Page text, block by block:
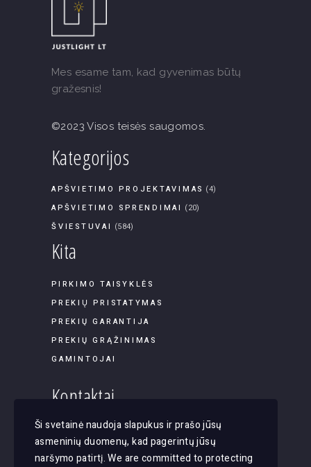
Mes esame tam, kad gyvenimas būtų
gražesnis!
©2023 Visos teisės saugomos.
Kategorijos
APŠVIETIMO PROJEKTAVIMAS (4)
APŠVIETIMO SPRENDIMAI (20)
ŠVIESTUVAI (584)
Kita
PIRKIMO TAISYKLĖS
PREKIŲ PRISTATYMAS
PREKIŲ GARANTIJA
PREKIŲ GRĄŽINIMAS
GAMINTOJAI
Kontaktai
Panerių g. 45B-9, LT-03202, Vilnius
El. paštas: apsvietimas@justlight.lt
Tel. +370 655 29065
Ši svetainė naudoja slapukus ir prašo jūsų
asmeninių duomenų, kad pagerintų jūsų
naršymo patirtį. We are committed to protecting